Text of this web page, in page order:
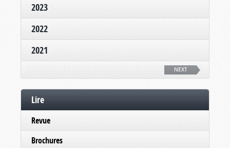
2023
2022
2021
NEXT
Lire
Revue
Brochures